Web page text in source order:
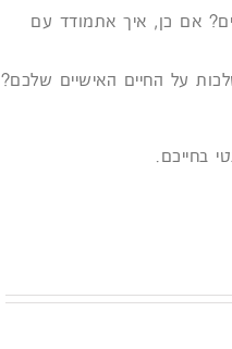
אם כן, איך אתמודד עם
על החיים האישיים שלכם?